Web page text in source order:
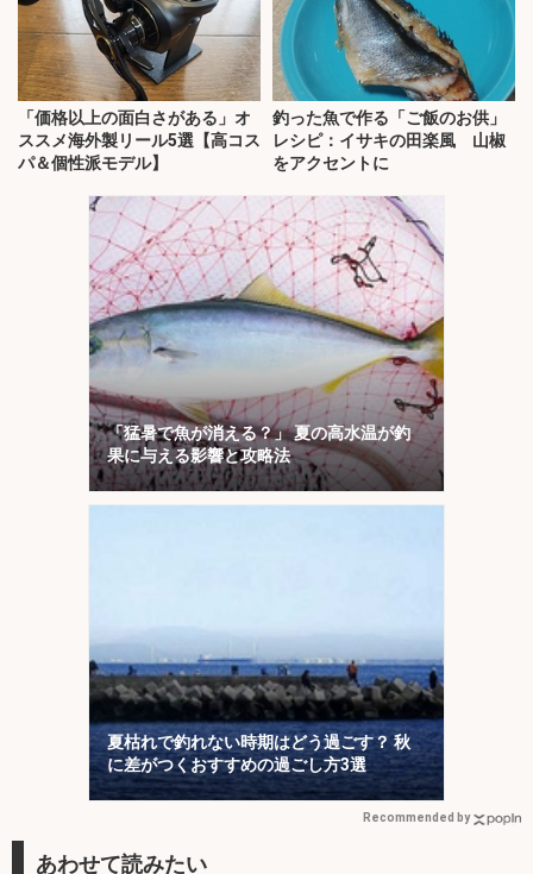
「価格以上の面白さがある」オ
ススメ海外製リール5選【高コス
パ＆個性派モデル】
釣った魚で作る「ご飯のお供」
レシピ：イサキの田楽風 山椒
をアクセントに
「猛暑で魚が消える？」 夏の高水温が釣
果に与える影響と攻略法
夏枯れで釣れない時期はどう過ごす？ 秋
に差がつくおすすめの過ごし方3選
Recommended by